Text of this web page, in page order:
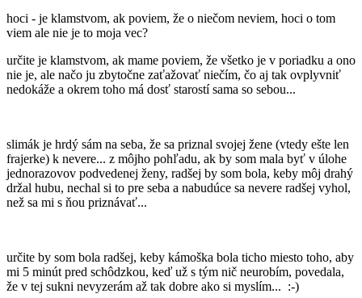
hoci - je klamstvom, ak poviem, že o niečom neviem, hoci o tom
viem ale nie je to moja vec?
určite je klamstvom, ak mame poviem, že všetko je v poriadku a ono
nie je, ale načo ju zbytočne zaťažovať niečím, čo aj tak ovplyvniť
nedokáže a okrem toho má dosť starostí sama so sebou...
slimák je hrdý sám na seba, že sa priznal svojej žene (vtedy ešte len
frajerke) k nevere... z môjho pohľadu, ak by som mala byť v úlohe
jednorazovov podvedenej ženy, radšej by som bola, keby môj drahý
držal hubu, nechal si to pre seba a nabudúce sa nevere radšej vyhol,
než sa mi s ňou priznávať...
určite by som bola radšej, keby kámoška bola ticho miesto toho, aby
mi 5 minút pred schôdzkou, keď už s tým nič neurobím, povedala,
že v tej sukni nevyzerám až tak dobre ako si myslím... :-)